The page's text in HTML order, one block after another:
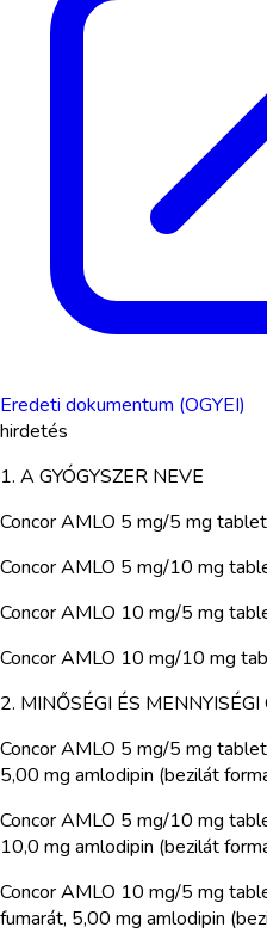
Eredeti dokumentum (OGYEI)
hirdetés
1. A GYÓGYSZER NEVE
Concor AMLO 5 mg/5 mg
Concor AMLO 5 mg/10 mg
Concor AMLO 10 mg/5 mg
Concor AMLO 10 mg/10 mg
2. MINŐSÉGI ÉS MENNYISÉGI
Concor AMLO 5 mg/5 mg
5,00 mg amlodipin (bezilát
Concor AMLO 5 mg/10 mg
10,0 mg amlodipin (bezilát
Concor AMLO 10 mg/5 mg
fumarát, 5,00 mg amlodipin